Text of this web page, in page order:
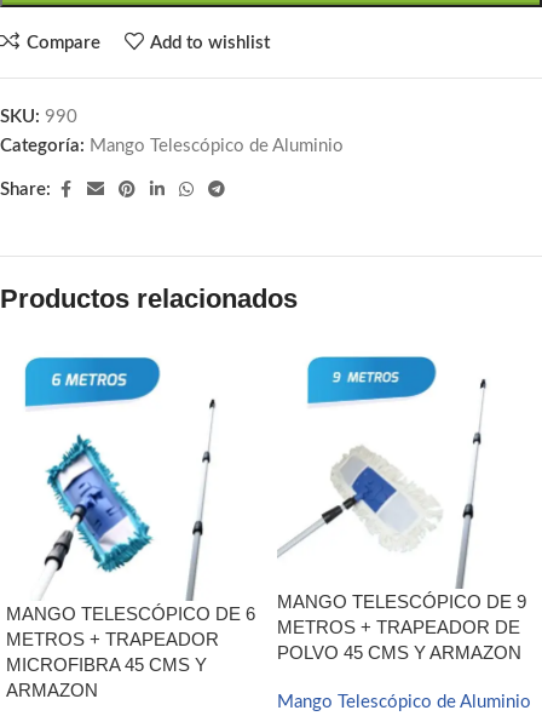
Compare Add to wishlist
SKU: 990
Categoría: Mango Telescópico de Aluminio
Share:
Productos relacionados
MANGO TELESCÓPICO DE 6
METROS + TRAPEADOR
MICROFIBRA 45 CMS Y
ARMAZON
MANGO TELESCÓPICO DE 9
METROS + TRAPEADOR DE
POLVO 45 CMS Y ARMAZON
Mango Telescópico de Aluminio